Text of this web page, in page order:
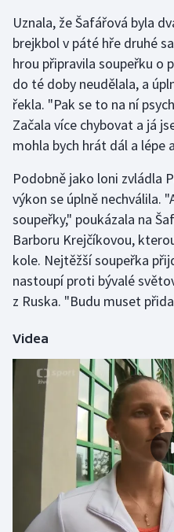
Krasobruslení
Lezení
Lyže a snowboard
Moderní pětiboj
Olympijské hry
Parasport
Plavání
Rychlobruslení
Rychlostní kanoistika
Short track
Sportovní střelba
Uznala, že Šafářová byla
brejkbol v páté hře druhé
hrou připravila soupeřku o
do té doby neudělala, a
řekla. "Pak se to na ní
Začala více chybovat a já
mohla bych hrát dál a lépe
Podobně jako loni zvládla
výkon se úplně nechválila.
soupeřky," poukázala na
Barboru Krejčíkovou,
kole. Nejtěžší soupeřka
nastoupí proti bývalé
z Ruska. "Budu muset
Videa